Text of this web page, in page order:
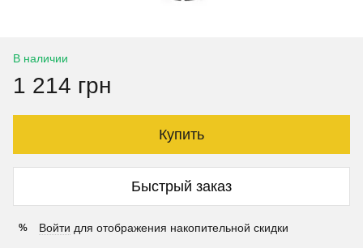
В наличии
1 214 грн
Купить
Быстрый заказ
% Войти для отображения накопительной скидки